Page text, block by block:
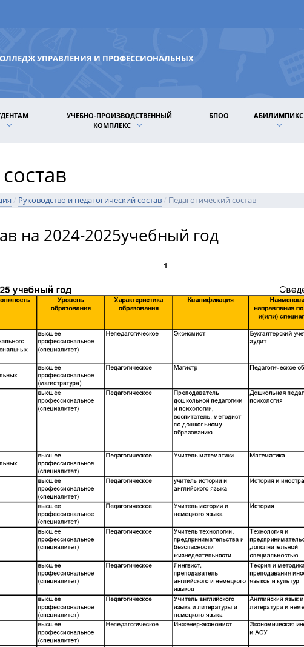
УПРАВЛЕНИЯ И ПРОФЕССИОНАЛЬНЫХ
УЧЕБНО-ПРОИЗВОДСТВЕННЫЙ
КОМПЛЕКС
БПОО АБИЛИМПИКС
/ Руководство и педагогический состав / Педагогический состав
на 2024-2025учебный год